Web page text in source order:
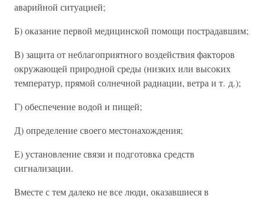
аварийной ситуацией;
Б) оказание первой медицинской помощи пострадавшим;
В) защита от неблагоприятного воздействия факторов
окружающей природной среды (низких или высоких
температур, прямой солнечной радиации, ветра и т. д.);
Г) обеспечение водой и пищей;
Д) определение своего местонахождения;
Е) установление связи и подготовка средств
сигнализации.
Вместе с тем далеко не все люди, оказавшиеся в